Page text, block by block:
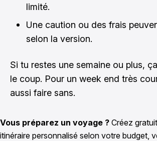
limité.
Une caution ou des frais
selon la version.
Si tu restes une semaine ou plus,
le coup. Pour un week end très
aussi faire sans.
Vous préparez un voyage ? Créez
itinéraire personnalisé selon votre budget,